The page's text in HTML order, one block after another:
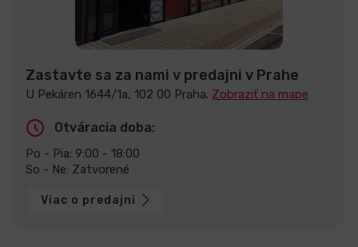
Zastavte sa za nami v predajni v Prahe
U Pekáren 1644/1a, 102 00 Praha. Zobraziť na mape
Otváracia doba:
Po - Pia: 9:00 - 18:00
So - Ne: Zatvorené
Viac o predajni